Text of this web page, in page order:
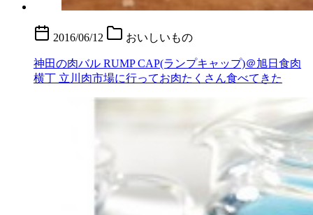
2016/06/12 おいしいもの
神田の肉バル RUMP CAP(ランプキャップ)＠旭日食肉
横丁 立川肉市場に行ってお肉たくさん食べてきた